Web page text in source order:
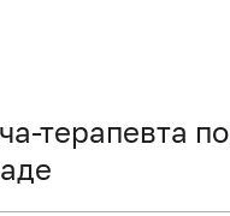
терапевта